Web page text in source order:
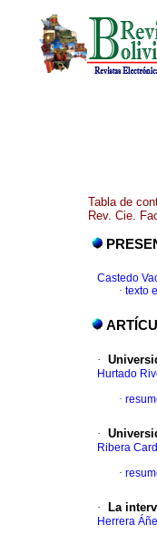
Tabla de
Rev. Cie.
Castedo
· texto
·
Hurtado
·
·
Ribera
·
· La
Herrera